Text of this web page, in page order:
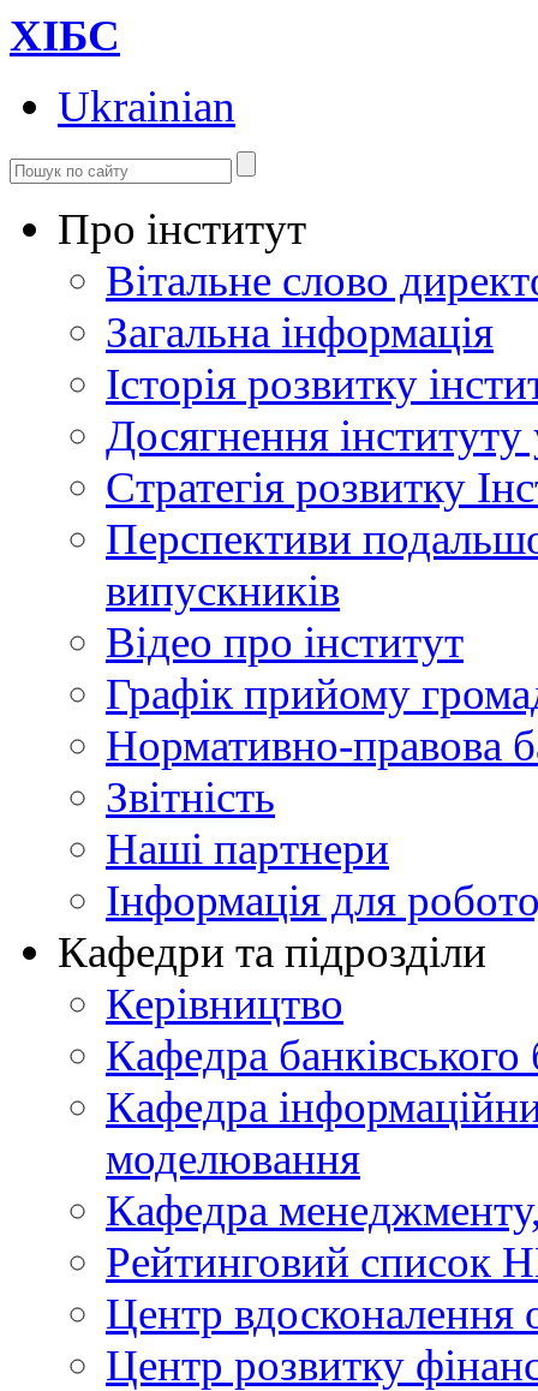
ХІБС
Ukrainian
Про інститут
Вітальне слово
Загальна інформація
Історія розвитку
Досягнення
Стратегія розвитку
Перспективи
випускників
Відео про інститут
Графік прийому
Нормативно-правова
Звітність
Наші партнери
Інформація для
Кафедри та підрозділи
Керівництво
Кафедра банківського
Кафедра
моделювання
Кафедра менеджменту,
Рейтинговий список
Центр вдосконалення
Центр розвитку